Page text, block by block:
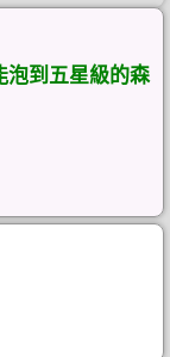
泡到五星級的森